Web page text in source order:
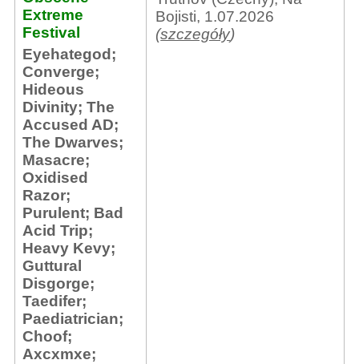
Extreme
Festival
Eyehategod;
Converge;
Hideous
Divinity;The
Accused AD;
The Dwarves;
Masacre;
Oxidised
Razor;
Purulent; Bad
Acid Trip;
Heavy Kevy;
Guttural
Disgorge;
Taedifer;
Paediatrician;
Choof;
Axcxmxe;
Bojisti, 1.07.2026
(szczegóły)